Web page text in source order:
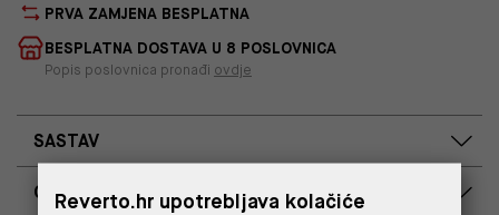
PRVA ZAMJENA BESPLATNA
BESPLATNA DOSTAVA U 8 POSLOVNICA
Popis poslovnica pronađi ovdje
SASTAV
OPIS PROIZVODA
Reverto.hr upotrebljava kolačiće